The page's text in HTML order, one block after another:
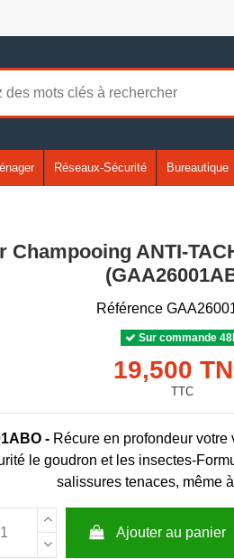
Réseaux-Sécurité Bureautique
Champooing ANTI-
Référence
Sur commande
19,500
TTC
- Récure en profondeur
le goudron et les insectes-
salissures tenaces, même
Ajouter au panier